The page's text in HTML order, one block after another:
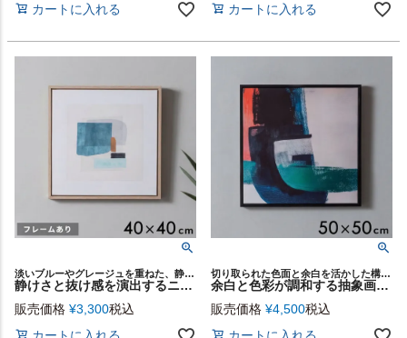
カートに入れる
カートに入れる
淡いブルーやグレージュを重ねた、静かな存在感が魅力のアートパネル
静けさと抜け感を演出するニュアンスモダンな木目調フレーム付きキャンバスアート[ Boxes ][67139-na]
販売価格 ¥3,300税込
切り取られた色面と余白を活かした構成が美しいモダンな抽象キャンバスアート
余白と色彩が調和する抽象画キャンバスアート[ Fragment／キャンバスアート ]フレーム付き50×50cm[67300-bk]
販売価格 ¥4,500税込